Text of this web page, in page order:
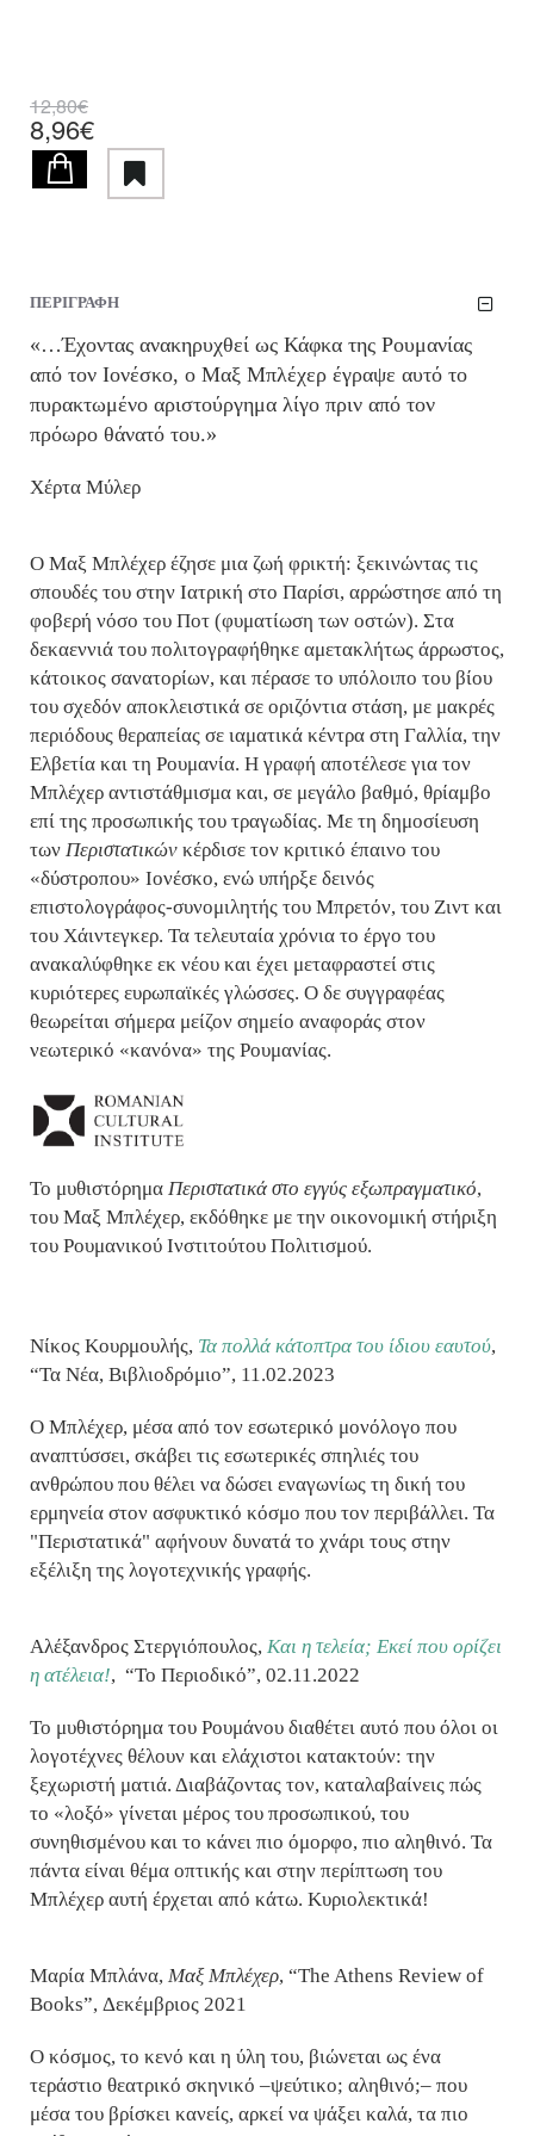
8,96€
12,80€
ΠΕΡΙΓΡΑΦΗ
«…Έχοντας ανακηρυχθεί ως Κάφκα της Ρουμανίας
από τον Ιονέσκο, ο Μαξ Μπλέχερ έγραψε αυτό το
πυρακτωμένο αριστούργημα λίγο πριν από τον
πρόωρο θάνατό του.»
Χέρτα Μύλερ
Ο Μαξ Μπλέχερ έζησε μια ζωή φρικτή: ξεκινώντας τις
σπουδές του στην Ιατρική στο Παρίσι, αρρώστησε από τη
φοβερή νόσο του Ποτ (φυματίωση των οστών). Στα
δεκαεννιά του πολιτογραφήθηκε αμετακλήτως άρρωστος,
κάτοικος σανατορίων, και πέρασε το υπόλοιπο του βίου
του σχεδόν αποκλειστικά σε οριζόντια στάση, με μακρές
περιόδους θεραπείας σε ιαματικά κέντρα στη Γαλλία, την
Ελβετία και τη Ρουμανία. Η γραφή απoτέλεσε για τον
Μπλέχερ αντιστάθμισμα και, σε μεγάλο βαθμό, θρίαμβο
επί της προσωπικής του τραγωδίας. Με τη δημοσίευση
των Περιστατικών κέρδισε τον κριτικό έπαινο του
«δύστροπου» Ιονέσκο, ενώ υπήρξε δεινός
επιστολογράφος-συνομιλητής του Μπρετόν, του Ζιντ και
του Χάιντεγκερ. Τα τελευταία χρόνια το έργο του
ανακαλύφθηκε εκ νέου και έχει μεταφραστεί στις
κυριότερες ευρωπαϊκές γλώσσες. Ο δε συγγραφέας
θεωρείται σήμερα μείζον σημείο αναφοράς στον
νεωτερικό «κανόνα» της Ρουμανίας.
Το μυθιστόρημα Περιστατικά στο εγγύς εξωπραγματικό,
του Μαξ Μπλέχερ, εκδόθηκε με την οικονομική στήριξη
του Ρουμανικού Ινστιτούτου Πολιτισμού.
Νίκος Κουρμουλής, Τα πολλά κάτοπτρα του ίδιου εαυτού,
“Τα Νέα, Βιβλιοδρόμιο”, 11.02.2023
Ο Μπλέχερ, μέσα από τον εσωτερικό μονόλογο που
αναπτύσσει, σκάβει τις εσωτερικές σπηλιές του
ανθρώπου που θέλει να δώσει εναγωνίως τη δική του
ερμηνεία στον ασφυκτικό κόσμο που τον περιβάλλει. Τα
"Περιστατικά" αφήνουν δυνατά το χνάρι τους στην
εξέλιξη της λογοτεχνικής γραφής.
Αλέξανδρος Στεργιόπουλος, Και η τελεία; Εκεί που ορίζει
η ατέλεια!, “Το Περιοδικό”, 02.11.2022
Το μυθιστόρημα του Ρουμάνου διαθέτει αυτό που όλοι οι
λογοτέχνες θέλουν και ελάχιστοι κατακτούν: την
ξεχωριστή ματιά. Διαβάζοντας τον, καταλαβαίνεις πώς
το «λοξό» γίνεται μέρος του προσωπικού, του
συνηθισμένου και το κάνει πιο όμορφο, πιο αληθινό. Τα
πάντα είναι θέμα οπτικής και στην περίπτωση του
Μπλέχερ αυτή έρχεται από κάτω. Κυριολεκτικά!
Μαρία Μπλάνα, Μαξ Μπλέχερ, “The Athens Review of
Books”, Δεκέμβριος 2021
Ο κόσμος, το κενό και η ύλη του, βιώνεται ως ένα
τεράστιο θεατρικό σκηνικό –ψεύτικο; αληθινό;– που
μέσα του βρίσκει κανείς, αρκεί να ψάξει καλά, τα πιο